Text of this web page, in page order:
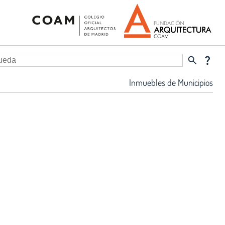
search question_mark
Inmuebles de Municipios